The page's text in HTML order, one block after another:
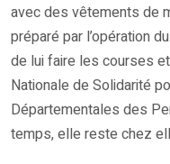
avec des vêtements de
préparé par l’opération
de lui faire les courses
Nationale de Solidarité
Départementales des
temps, elle reste chez